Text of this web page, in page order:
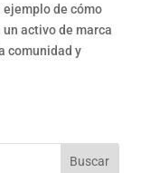
ejemplo de cómo
activo de marca
comunidad y